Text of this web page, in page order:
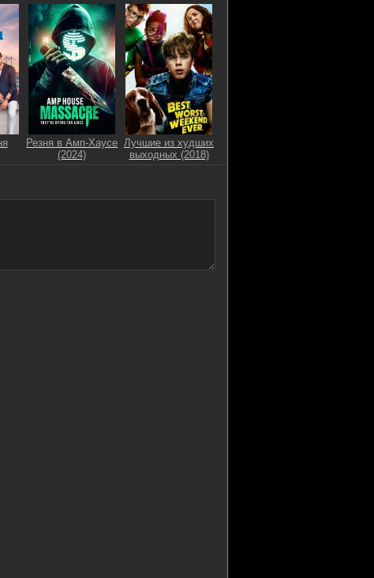
Резня в Амп-Хаусе
(2024)
Лучшие из худших
выходных (2018)